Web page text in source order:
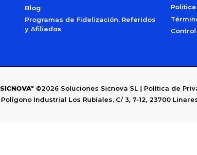
Blog
Programas de Fidelización, Referidos
y Afiliados
SICNOVAº ©2026 Soluciones Sicnova SL | Política de
Polígono Industrial Los Rubiales, C/ 3, 7-12, 23700